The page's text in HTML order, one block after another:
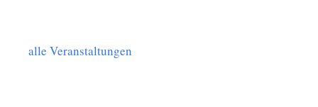
alle Veranstaltungen